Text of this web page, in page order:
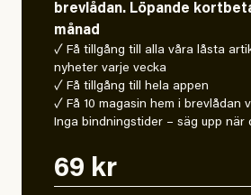
brevlådan. Löpande
månad
✓ Få tillgång till alla våra låsta
nyheter varje vecka
✓ Få tillgång till hela appen
✓ Få 10 magasin hem i brevlådan
Inga bindningstider – säg upp när
69 kr